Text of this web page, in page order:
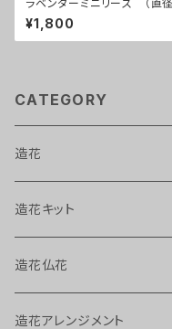
ラベンダーミニリース （直
12㎝）
¥1,800
CATEGORY
造花
造花キット
造花仏花
造花アレンジメント